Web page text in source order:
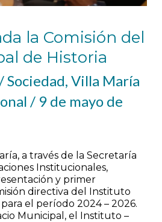
la Comisión del
de Historia
Sociedad,Villa María
/ 9 de mayo de
a través de la Secretaría
Institucionales,
y primer
directiva del Instituto
el período 2024 – 2026.
Municipal, el Instituto –